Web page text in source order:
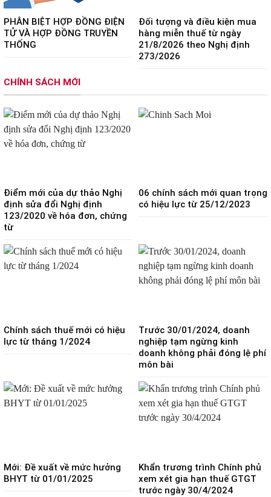
PHÂN BIỆT HỢP ĐỒNG ĐIỆN
TỬ VÀ HỢP ĐỒNG TRUYỀN
THỐNG
Đối tượng và điều kiện mua
hàng miễn thuế từ ngày
21/8/2026 theo Nghị định
273/2026
CHÍNH SÁCH MỚI
Điểm mới của dự thảo Nghị
định sửa đổi Nghị định
123/2020 về hóa đơn, chứng
từ
06 chính sách mới quan trọng
có hiệu lực từ 25/12/2023
Chính sách thuế mới có hiệu
lực từ tháng 1/2024
Trước 30/01/2024, doanh
nghiệp tạm ngừng kinh
doanh không phải đóng lệ phí
môn bài
Mới: Đề xuất về mức hưởng
BHYT từ 01/01/2025
Khẩn trương trình Chính phủ
xem xét gia hạn thuế GTGT
trước ngày 30/4/2024